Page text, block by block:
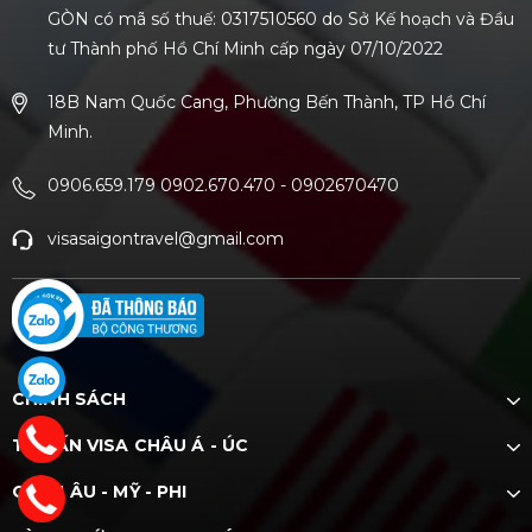
GÒN có mã số thuế: 0317510560 do Sở Kế hoạch và Đầu
tư Thành phố Hồ Chí Minh cấp ngày 07/10/2022
18B Nam Quốc Cang, Phường Bến Thành, TP Hồ Chí
Minh.
0906.659.179 0902.670.470 - 0902670470
visasaigontravel@gmail.com
CHÍNH SÁCH
TƯ VẤN VISA CHÂU Á - ÚC
CHÂU ÂU - MỸ - PHI